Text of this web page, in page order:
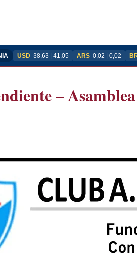
USD 38,63 | 41,05 ARS 0,02 | 0,02
–